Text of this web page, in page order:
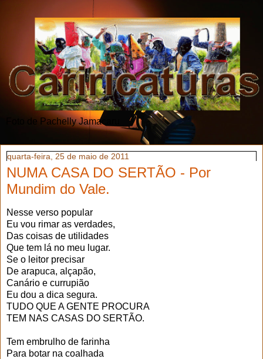
Foto de Pachelly Jamacaru
quarta-feira, 25 de maio de 2011
NUMA CASA DO SERTÃO - Por
Mundim do Vale.
Nesse verso popular
Eu vou rimar as verdades,
Das coisas de utilidades
Que tem lá no meu lugar.
Se o leitor precisar
De arapuca, alçapão,
Canário e currupião
Eu dou a dica segura.
TUDO QUE A GENTE PROCURA
TEM NAS CASAS DO SERTÃO.
Tem embrulho de farinha
Para botar na coalhada